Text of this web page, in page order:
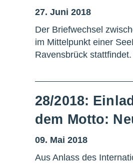
27. Juni 2018
Der Briefwechsel
im Mittelpunkt einer
Ravensbrück stattfindet.
28/2018:
dem Motto:
09. Mai 2018
Aus Anlass des